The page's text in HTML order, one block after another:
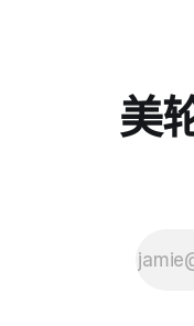
美